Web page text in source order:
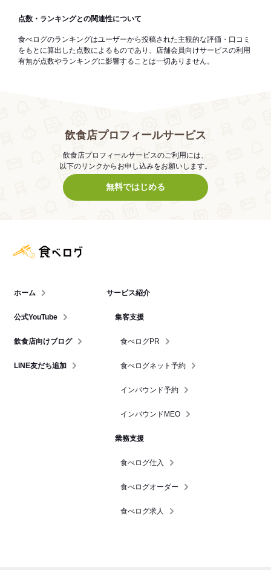
点数・ランキングとの関連性について
食べログのランキングはユーザーから投稿された主観的な評価・口コミ
をもとに算出した点数によるものであり、店舗会員向けサービスの利用
有無が点数やランキングに影響することは一切ありません。
飲食店プロフィールサービス
飲食店プロフィールサービスのご利用には、
以下のリンクからお申し込みをお願いします。
無料ではじめる
ホーム
公式YouTube
飲食店向けブログ
LINE友だち追加
サービス紹介
集客支援
食べログPR
食べログネット予約
インバウンド予約
インバウンドMEO
業務支援
食べログ仕入
食べログオーダー
食べログ求人